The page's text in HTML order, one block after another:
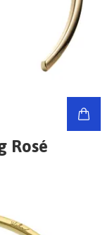
Rosé